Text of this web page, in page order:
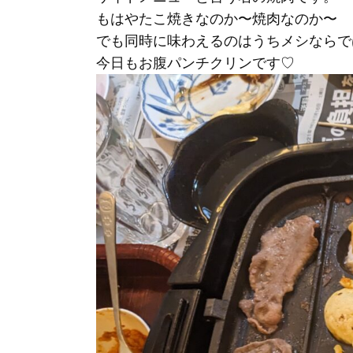
もはやたこ焼きなのか〜焼肉なのか〜
でも同時に味わえるのはうちメシなら
今日もお腹パンチクリンです♡